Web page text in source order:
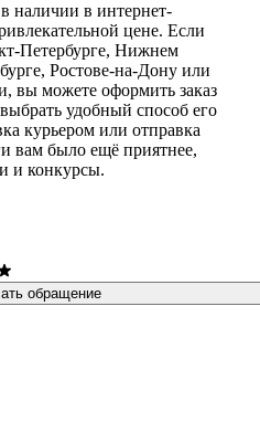
наличии в интернет-
цене. Если
Петербурге, Нижнем
Ростове-на-Дону или
вы можете оформить заказ
удобный способ его
курьером или отправка
вам было ещё приятнее,
и конкурсы.
обращение